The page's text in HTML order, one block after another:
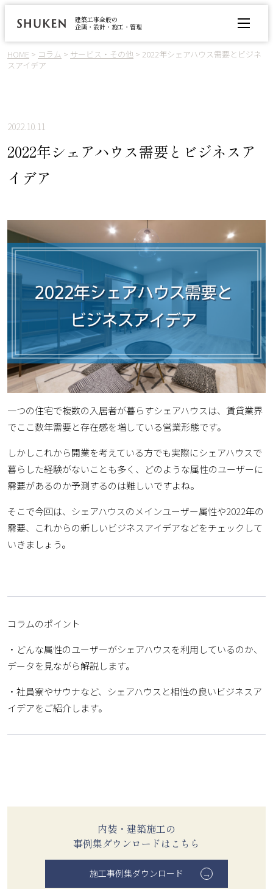
建築工事全般の
企画・設計・施工・管理
事業紹介
社会のために
コラム
ニュース
お問い合わせ
施工に関するご相談・ご依頼
パートナー募集
採用について
HOME > コラム > サービス・その他 > 2022年シェアハウス需要とビジネ
スアイデア
2022.10.11
2022年シェアハウス需要とビジネスア
イデア
一つの住宅で複数の入居者が暮らすシェアハウスは、賃貸業界
でここ数年需要と存在感を増している営業形態です。
しかしこれから開業を考えている方でも実際にシェアハウスで
暮らした経験がないことも多く、どのような属性のユーザーに
需要があるのか予測するのは難しいですよね。
そこで今回は、シェアハウスのメインユーザー属性や2022年の
需要、これからの新しいビジネスアイデアなどをチェックして
いきましょう。
コラムのポイント
・どんな属性のユーザーがシェアハウスを利用しているのか、
データを見ながら解説します。
・社員寮やサウナなど、シェアハウスと相性の良いビジネスア
イデアをご紹介します。
内装・建築施工の
事例集ダウンロードはこちら
施工事例集ダウンロード